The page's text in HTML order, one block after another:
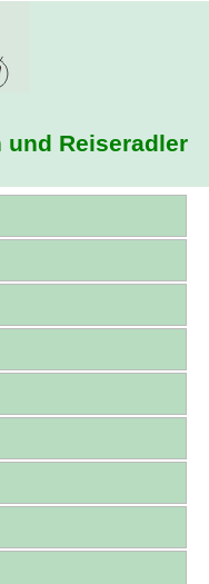
und Reiseradler